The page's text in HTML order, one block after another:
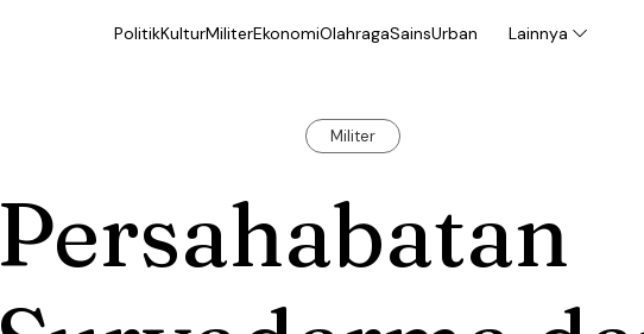
PolitikKulturMiliterEkonomiOlahragaSainsUrban Lainnya
Militer
Persahabatan